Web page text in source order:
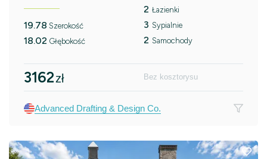
19.78 Szerokość
18.02 Głębokość
2 Łazienki
3 Sypialnie
2 Samochody
3162zł Bez kosztorysu
Advanced Drafting & Design Co.